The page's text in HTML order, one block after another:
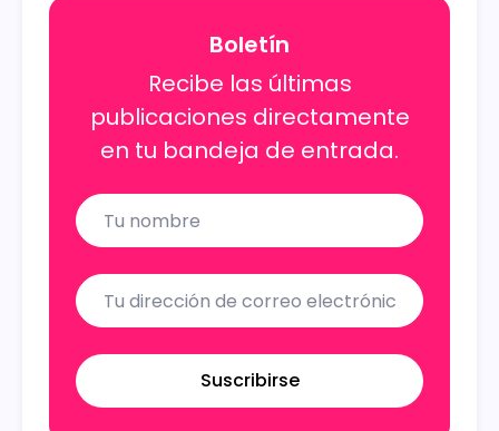
Boletín
Recibe las últimas
publicaciones directamente
en tu bandeja de entrada.
Name
Email
Suscribirse